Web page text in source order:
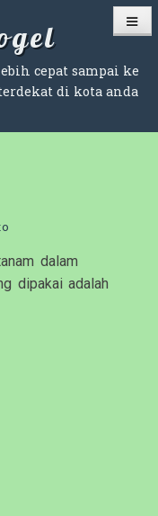
cepat sampai ke
di kota anda
dalam
dipakai adalah